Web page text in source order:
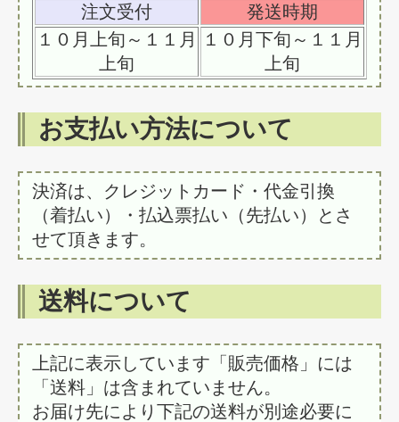
注文受付
発送時期
１０月上旬～１１月
上旬
１０月下旬～１１月
上旬
お支払い方法について
決済は、クレジットカード・代金引換
（着払い）・払込票払い（先払い）とさ
せて頂きます。
送料について
上記に表示しています「販売価格」には
「送料」は含まれていません。
お届け先により下記の送料が別途必要に